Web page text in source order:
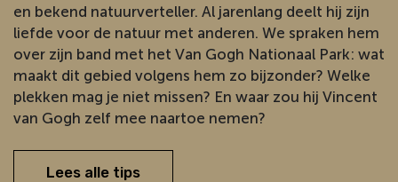
en bekend natuurverteller. Al jarenlang deelt hij zijn
liefde voor de natuur met anderen. We spraken hem
over zijn band met het Van Gogh Nationaal Park: wat
maakt dit gebied volgens hem zo bijzonder? Welke
plekken mag je niet missen? En waar zou hij Vincent
van Gogh zelf mee naartoe nemen?
Lees alle tips